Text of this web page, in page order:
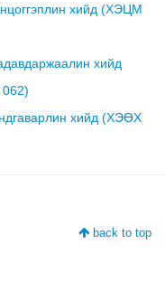
хийд (ХЭЦМ
хийд
хийд (ХЭӨХ
back to top